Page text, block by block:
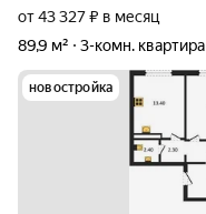
от 43 327 ₽ в месяц
89,9 м²
3-комн. квартира
новостройка